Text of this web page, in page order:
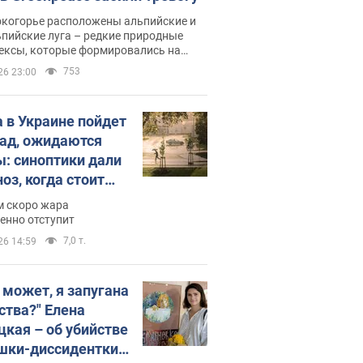
расположены альпийские и
луга – редкие природные
которые формировались на
сотен лет
23:00 753
Украине пойдет
ожидаются
синоптики дали
когда стоит
изменения
скоро жара
отступит
14:59 7,0 т.
я запугана
Елена
– об убийстве
диссидентки